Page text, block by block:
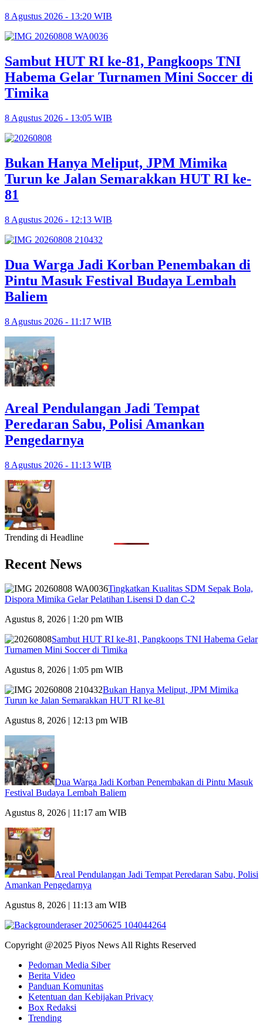
8 Agustus 2026 - 13:20 WIB
Sambut HUT RI ke-81, Pangkoops TNI
Habema Gelar Turnamen Mini Soccer di
Timika
8 Agustus 2026 - 13:05 WIB
Bukan Hanya Meliput, JPM Mimika
Turun ke Jalan Semarakkan HUT RI ke-
81
8 Agustus 2026 - 12:13 WIB
Dua Warga Jadi Korban Penembakan di
Pintu Masuk Festival Budaya Lembah
Baliem
8 Agustus 2026 - 11:17 WIB
Areal Pendulangan Jadi Tempat
Peredaran Sabu, Polisi Amankan
Pengedarnya
8 Agustus 2026 - 11:13 WIB
Trending di Headline
Recent News
Tingkatkan Kualitas SDM Sepak Bola,
Dispora Mimika Gelar Pelatihan Lisensi D dan C-2
Agustus 8, 2026 | 1:20 pm WIB
Sambut HUT RI ke-81, Pangkoops TNI Habema Gelar
Turnamen Mini Soccer di Timika
Agustus 8, 2026 | 1:05 pm WIB
Bukan Hanya Meliput, JPM Mimika
Turun ke Jalan Semarakkan HUT RI ke-81
Agustus 8, 2026 | 12:13 pm WIB
Dua Warga Jadi Korban Penembakan di Pintu Masuk
Festival Budaya Lembah Baliem
Agustus 8, 2026 | 11:17 am WIB
Areal Pendulangan Jadi Tempat Peredaran Sabu, Polisi
Amankan Pengedarnya
Agustus 8, 2026 | 11:13 am WIB
Copyright @2025 Piyos News All Rights Reserved
Pedoman Media Siber
Berita Video
Panduan Komunitas
Ketentuan dan Kebijakan Privacy
Box Redaksi
Trending